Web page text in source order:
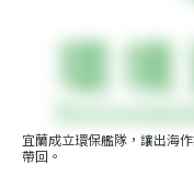
宜蘭成立環保艦隊，讓出海
帶回。